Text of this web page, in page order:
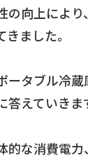
の向上によ
ました。
ータブル冷
えていきま
的な消費電